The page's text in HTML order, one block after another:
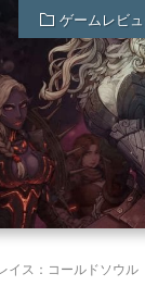
ゲームレビ
イス：コールドソウル